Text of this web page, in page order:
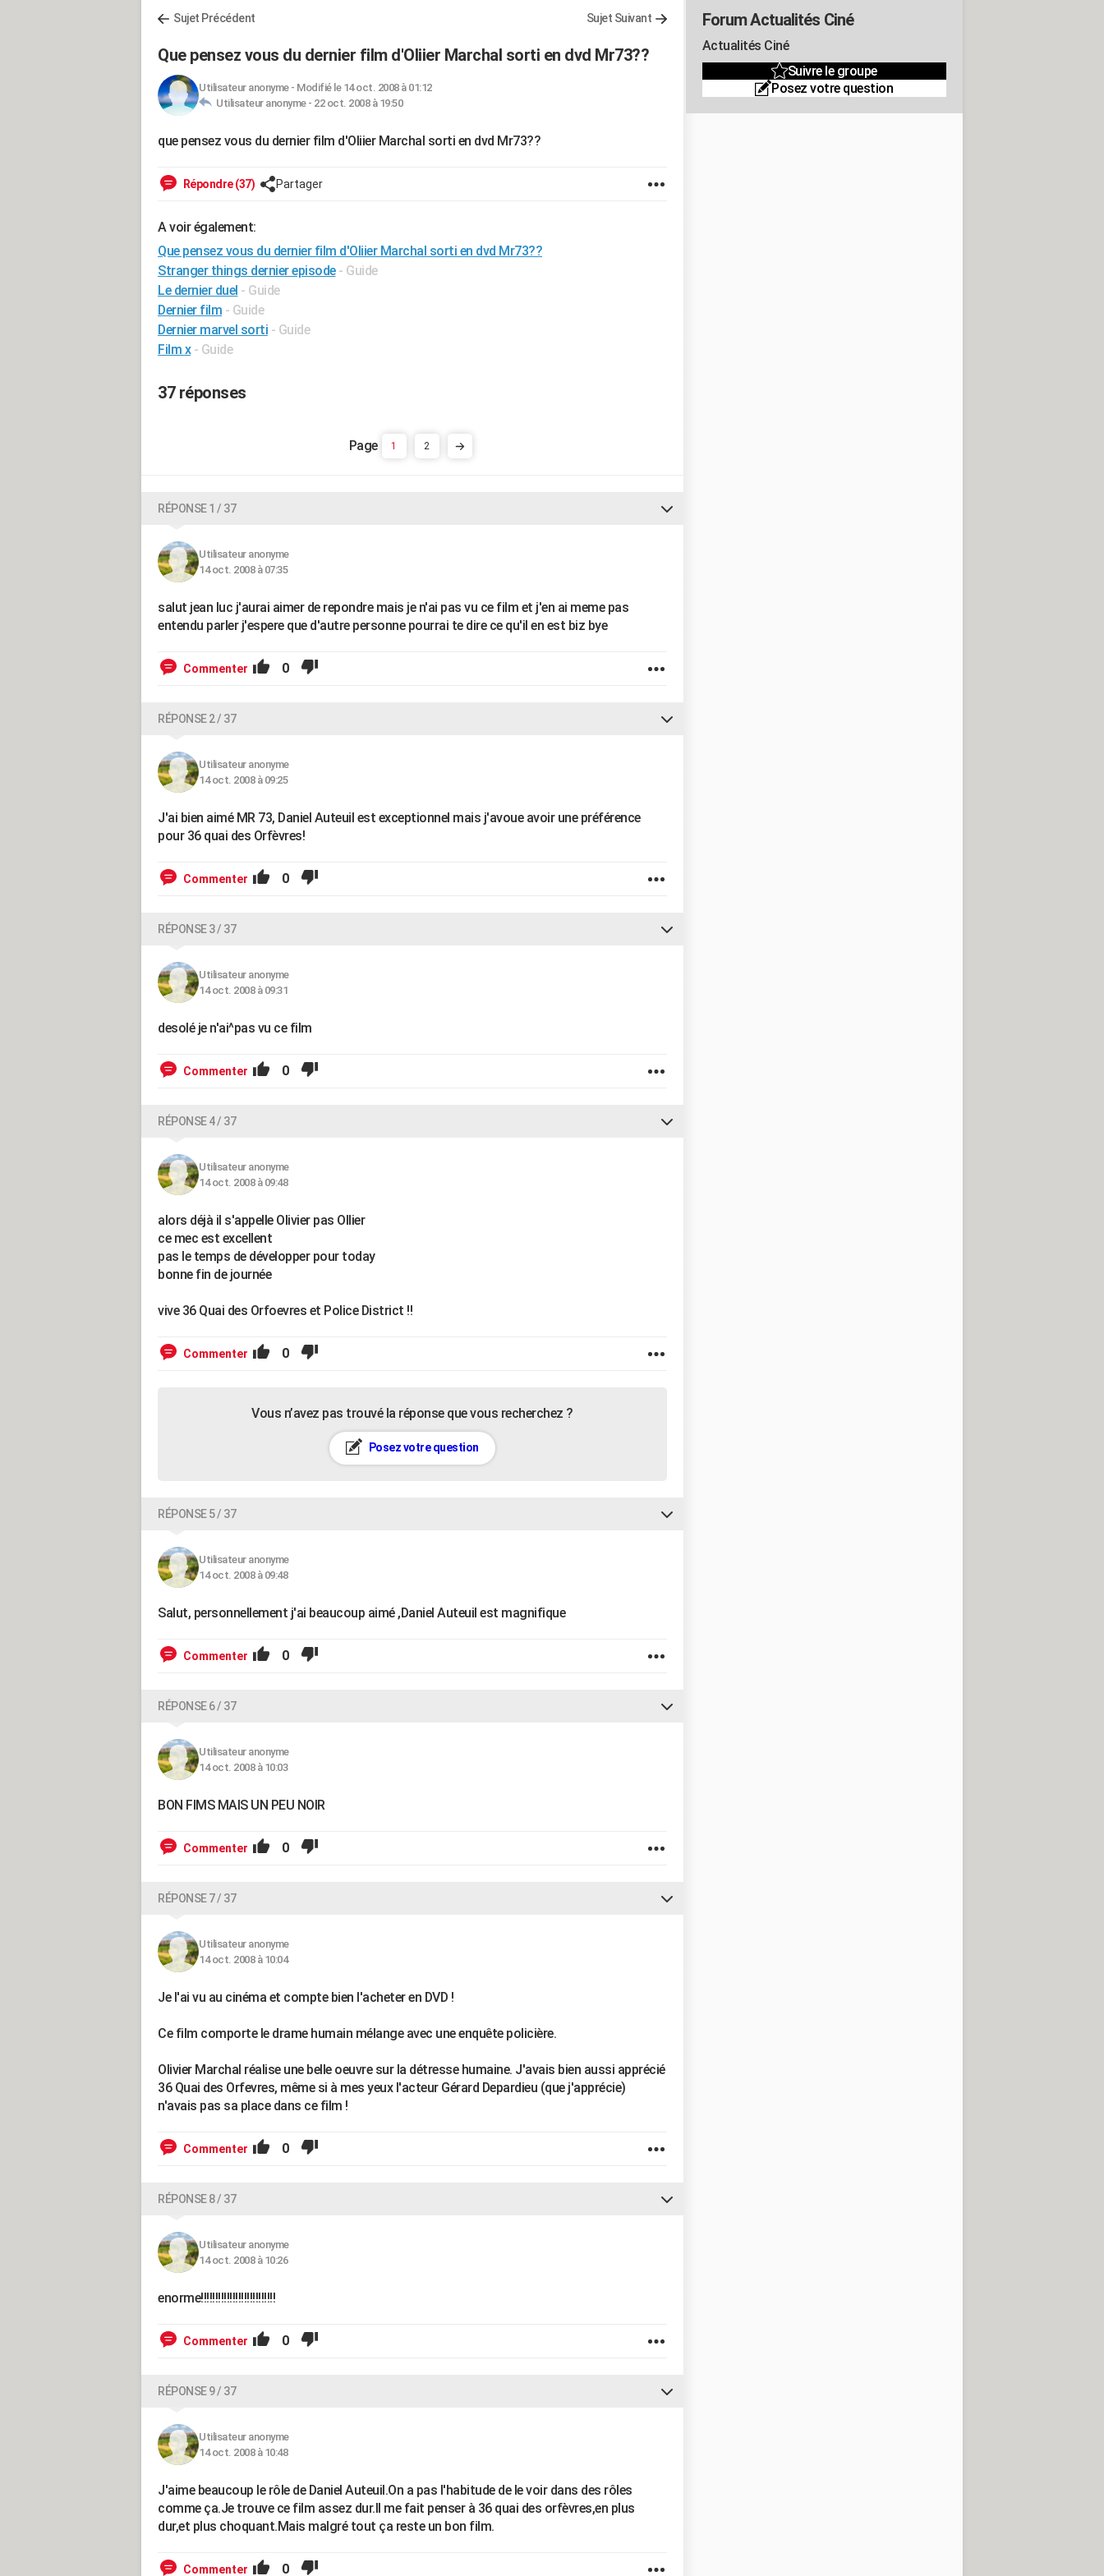
Sujet Précédent Sujet Suivant
Que pensez vous du dernier film d'Oliier Marchal sorti en dvd Mr73??
Utilisateur anonyme- Modifié le 14 oct. 2008 à 01:12
Utilisateur anonyme - 22 oct. 2008 à 19:50
que pensez vous du dernier film d'Oliier Marchal sorti en dvd Mr73??
Répondre (37) Partager
A voir également:
Que pensez vous du dernier film d'Oliier Marchal sorti en dvd Mr73??
Stranger things dernier episode - Guide
Le dernier duel - Guide
Dernier film - Guide
Dernier marvel sorti - Guide
Film x - Guide
37 réponses
1 2
RÉPONSE 1 / 37
Utilisateur anonyme
14 oct. 2008 à 07:35
salut jean luc j'aurai aimer de repondre mais je n'ai pas vu ce film et j'en ai meme pas
entendu parler j'espere que d'autre personne pourrai te dire ce qu'il en est biz bye
Commenter 0
RÉPONSE 2 / 37
Utilisateur anonyme
14 oct. 2008 à 09:25
J'ai bien aimé MR 73, Daniel Auteuil est exceptionnel mais j'avoue avoir une préférence
pour 36 quai des Orfèvres!
Commenter 0
RÉPONSE 3 / 37
Utilisateur anonyme
14 oct. 2008 à 09:31
desolé je n'ai^pas vu ce film
Commenter 0
RÉPONSE 4 / 37
Utilisateur anonyme
14 oct. 2008 à 09:48
alors déjà il s'appelle Olivier pas Ollier
ce mec est excellent
pas le temps de développer pour today
bonne fin de journée
vive 36 Quai des Orfoevres et Police District !!
Commenter 0
Vous n’avez pas trouvé la réponse que vous recherchez ?
Posez votre question
RÉPONSE 5 / 37
Utilisateur anonyme
14 oct. 2008 à 09:48
Salut, personnellement j'ai beaucoup aimé ,Daniel Auteuil est magnifique
Commenter 0
RÉPONSE 6 / 37
Utilisateur anonyme
14 oct. 2008 à 10:03
BON FIMS MAIS UN PEU NOIR
Commenter 0
RÉPONSE 7 / 37
Utilisateur anonyme
14 oct. 2008 à 10:04
Je l'ai vu au cinéma et compte bien l'acheter en DVD !
Ce film comporte le drame humain mélange avec une enquête policière.
Olivier Marchal réalise une belle oeuvre sur la détresse humaine. J'avais bien aussi apprécié
36 Quai des Orfevres, même si à mes yeux l'acteur Gérard Depardieu (que j'apprécie)
n'avais pas sa place dans ce film !
Commenter 0
RÉPONSE 8 / 37
Utilisateur anonyme
14 oct. 2008 à 10:26
enorme!!!!!!!!!!!!!!!!!!!!!!!!!!
Commenter 0
RÉPONSE 9 / 37
Utilisateur anonyme
14 oct. 2008 à 10:48
J'aime beaucoup le rôle de Daniel Auteuil.On a pas l'habitude de le voir dans des rôles
comme ça.Je trouve ce film assez dur.Il me fait penser à 36 quai des orfèvres,en plus
dur,et plus choquant.Mais malgré tout ça reste un bon film.
Commenter 0
Forum Actualités Ciné
Actualités Ciné
Suivre le groupe
Posez votre question